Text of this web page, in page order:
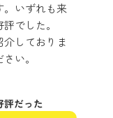
いずれも来
でした。
しておりま
い。
評だった